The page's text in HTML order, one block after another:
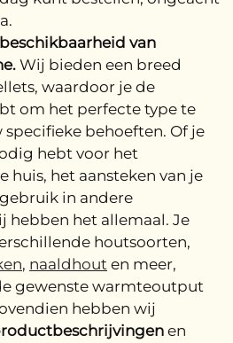
van
Wij bieden een breed
waardoor je de
om het perfecte type te
specifieke behoeften. Of je
hebt voor het
huis, het aansteken van je
in andere
hebben het allemaal. Je
houtsoorten,
, naaldhout en meer,
gewenste warmteoutput
hebben wij
en